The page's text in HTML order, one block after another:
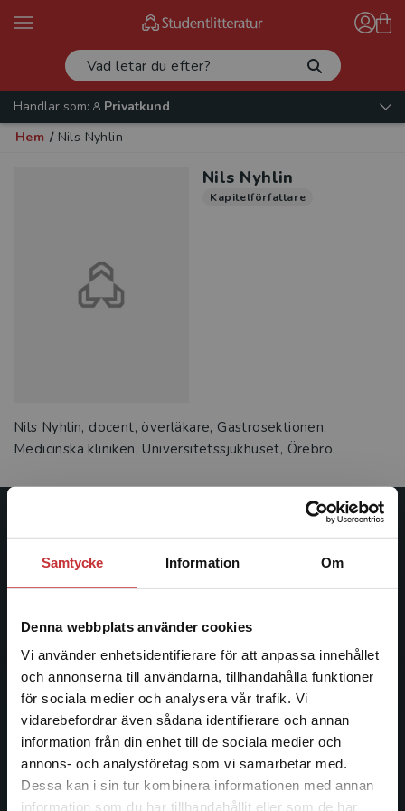
Samtycke Information Om
Denna webbplats använder cookies
Vi använder enhetsidentifierare för att anpassa innehållet
och annonserna till användarna, tillhandahålla funktioner
för sociala medier och analysera vår trafik. Vi
vidarebefordrar även sådana identifierare och annan
information från din enhet till de sociala medier och
annons- och analysföretag som vi samarbetar med.
Dessa kan i sin tur kombinera informationen med annan
information som du har tillhandahållit eller som de har
Begränsad fraktregion
Handlar som:
Privatkund
Hem / Nils Nyhlin
Nils Nyhlin
Kapitelförfattare
Nils Nyhlin, docent, överläkare, Gastrosektionen,
Medicinska kliniken, Universitetssjukhuset, Örebro.
Studentlitteratur
Studentlitteratur grundades 1963 och är idag Sveriges
facklitteratur, utbildningar och digitala
informationstjänster i utbudet, finns Studentlitteratur med
längs hela kunskapsresan.
Kontakta oss
Kontakta oss
046-31 20 00